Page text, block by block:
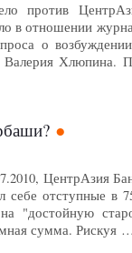
против
в отношении
о
Хлюпина.
ЦентрАзия
отступные в
"достойную
сумма. Рискуя …